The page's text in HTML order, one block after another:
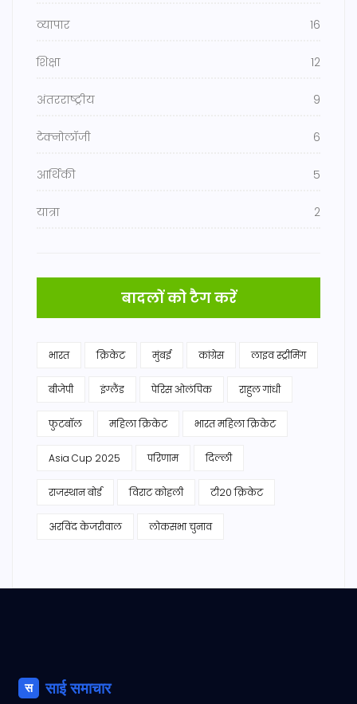
व्यापार 16
शिक्षा 12
अंतरराष्ट्रीय 9
टेक्नोलॉजी 6
आर्थिकी 5
यात्रा 2
बादलों को टैग करें
भारत क्रिकेट मुंबई कांग्रेस लाइव स्ट्रीमिंग
बीजेपी इंग्लैंड पेरिस ओलंपिक राहुल गांधी
फुटबॉल महिला क्रिकेट भारत महिला क्रिकेट
Asia Cup 2025 परिणाम दिल्ली
राजस्थान बोर्ड विराट कोहली टी20 क्रिकेट
अरविंद केजरीवाल लोकसभा चुनाव